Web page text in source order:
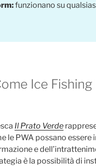
funzionano su
Ice Fishing
Il Prato Verde
le PWA possano essere
e
è la possibilità di